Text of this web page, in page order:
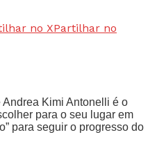
no XPartilhar no
Kimi Antonelli é o
para o seu lugar em
para seguir o progresso do